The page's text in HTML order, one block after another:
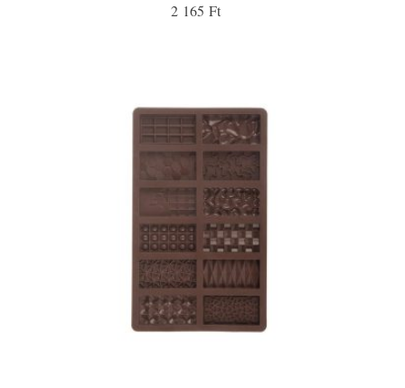
2 165 Ft